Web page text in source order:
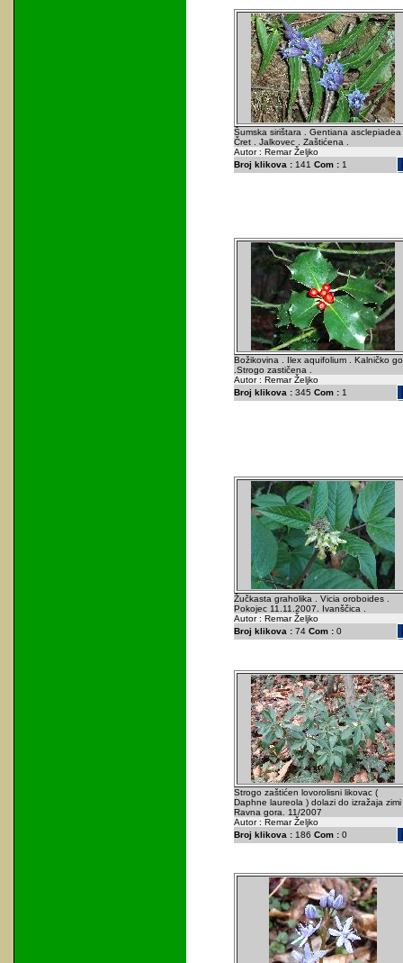
Šumska sirištara . Gentiana asclepiadea
Čret . Jalkovec . Zaštićena .
Autor : Remar Željko
Broj klikova :141 Com :1
Božikovina . Ilex aquifolium . Kalničko
.Strogo zastičena .
Autor : Remar Željko
Broj klikova :345 Com :1
Žučkasta graholika . Vicia oroboides .
Pokojec 11.11.2007. Ivanščica .
Autor : Remar Željko
Broj klikova :74 Com :0
Strogo zaštićen lovorolisni likovac (
Daphne laureola ) dolazi do izražaja zimi
Ravna gora. 11/2007
Autor : Remar Željko
Broj klikova :186 Com :0